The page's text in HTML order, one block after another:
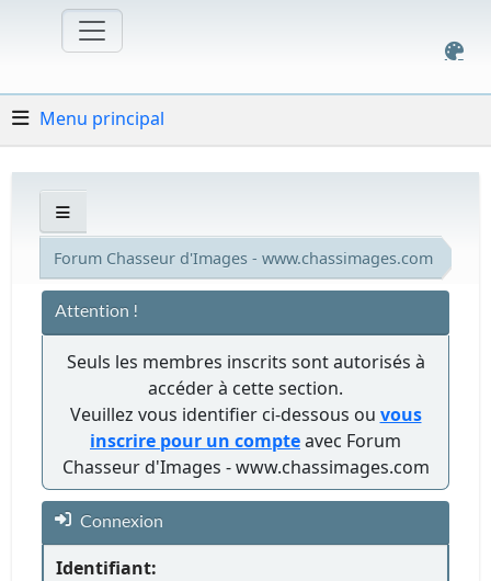
Menu principal
Forum Chasseur d'Images - www.chassimages.com
Attention !
Seuls les membres inscrits sont autorisés à
accéder à cette section.
Veuillez vous identifier ci-dessous ou vous
inscrire pour un compteavec Forum
Chasseur d'Images - www.chassimages.com
Connexion
Identifiant: